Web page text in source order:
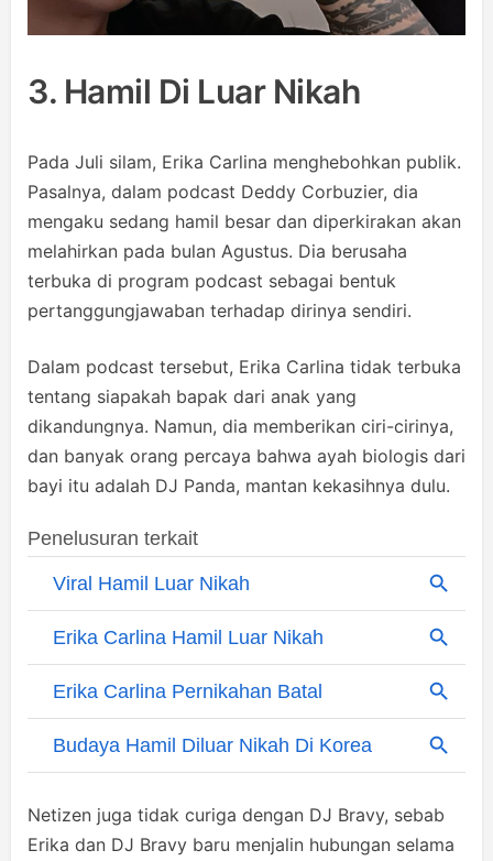
3. Hamil Di Luar Nikah
Pada Juli silam, Erika Carlina menghebohkan publik.
Pasalnya, dalam podcast Deddy Corbuzier, dia
mengaku sedang hamil besar dan diperkirakan akan
melahirkan pada bulan Agustus. Dia berusaha
terbuka di program podcast sebagai bentuk
pertanggungjawaban terhadap dirinya sendiri.
Dalam podcast tersebut, Erika Carlina tidak terbuka
tentang siapakah bapak dari anak yang
dikandungnya. Namun, dia memberikan ciri-cirinya,
dan banyak orang percaya bahwa ayah biologis dari
bayi itu adalah DJ Panda, mantan kekasihnya dulu.
Netizen juga tidak curiga dengan DJ Bravy, sebab
Erika dan DJ Bravy baru menjalin hubungan selama